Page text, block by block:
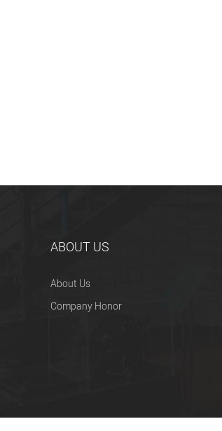
ABOUT US
About Us
Company Honor